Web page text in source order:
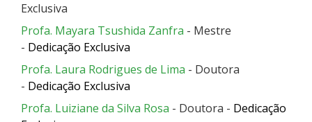
Exclusiva
Profa. Mayara Tsushida Zanfra - Mestre
- Dedicação Exclusiva
Profa. Laura Rodrigues de Lima - Doutora
- Dedicação Exclusiva
Profa. Luiziane da Silva Rosa - Doutora - Dedicação